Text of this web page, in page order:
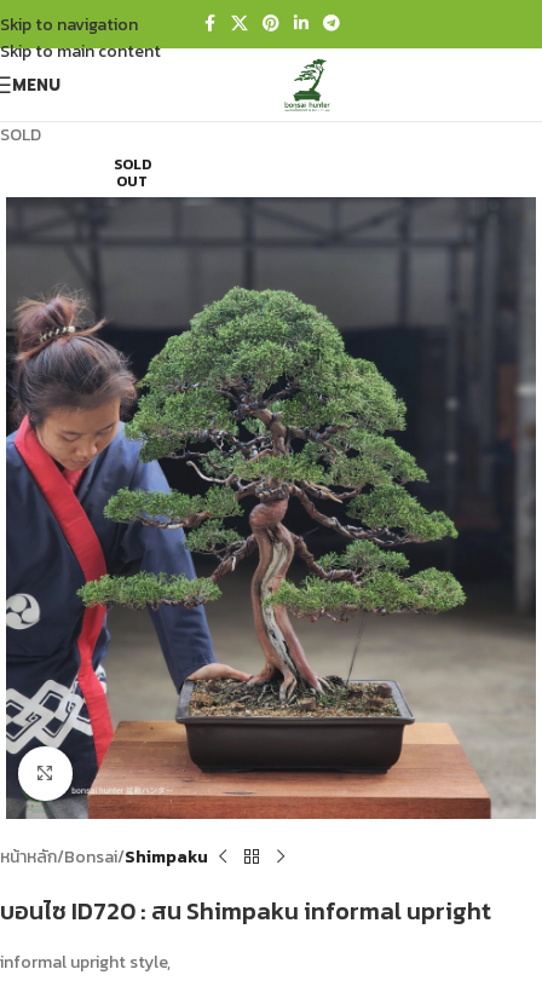
Skip to navigation
Skip to main content
MENU
SOLD
SOLD
OUT
Click to enlarge
หน้าหลัก Bonsai Shimpaku
บอนไซ ID720 : สน Shimpaku informal upright
informal upright style,